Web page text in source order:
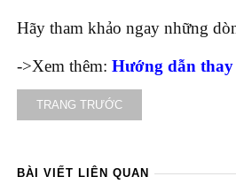
Hãy tham khảo ngay những
->Xem thêm: Hướng dẫn
TRANG TRƯỚC
BÀI VIẾT LIÊN QUAN